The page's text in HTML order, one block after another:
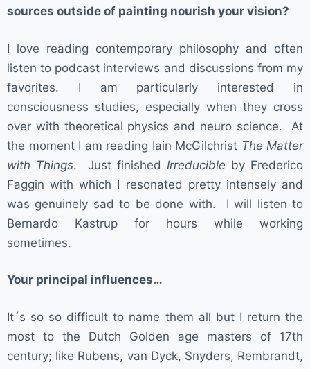
sources outside of painting nourish your vision?
I love reading contemporary philosophy and often
listen to podcast interviews and discussions from my
favorites. I am particularly interested in
consciousness studies, especially when they cross
over with theoretical physics and neuro science. At
the moment I am reading Iain McGilchrist The Matter
with Things. Just finished Irreducible by Frederico
Faggin with which I resonated pretty intensely and
was genuinely sad to be done with. I will listen to
Bernardo Kastrup for hours while working
sometimes.
Your principal influences…
It´s so so difficult to name them all but I return the
most to the Dutch Golden age masters of 17th
century; like Rubens, van Dyck, Snyders, Rembrandt,